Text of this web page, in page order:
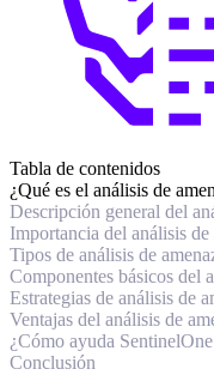
Tabla de contenidos
¿Qué es el análisis de
Descripción general del
Importancia del análisis
Tipos de análisis de
Componentes básicos del
Estrategias de análisis de
Ventajas del análisis de
¿Cómo ayuda
Conclusión